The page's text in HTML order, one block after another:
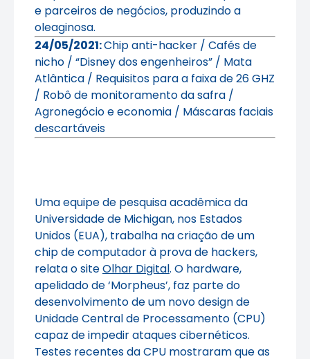
e parceiros de negócios, produzindo a
oleaginosa.
24/05/2021:Chip anti-hacker / Cafés de
nicho / “Disney dos engenheiros” / Mata
Atlântica / Requisitos para a faixa de 26 GHZ
/ Robô de monitoramento da safra /
Agronegócio e economia / Máscaras faciais
descartáveis
Uma equipe de pesquisa acadêmica da
Universidade de Michigan, nos Estados
Unidos (EUA), trabalha na criação de um
chip de computador à prova de hackers,
relata o siteOlhar Digital. O hardware,
apelidado de ‘Morpheus’, faz parte do
desenvolvimento de um novo design de
Unidade Central de Processamento (CPU)
capaz de impedir ataques cibernéticos.
Testes recentes da CPU mostraram que as